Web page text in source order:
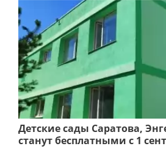
Детские сады Саратова,
станут бесплатными с 1